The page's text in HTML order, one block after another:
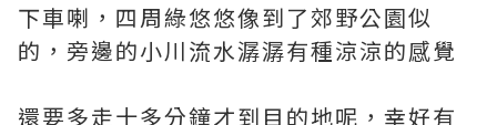
下車喇，四周綠悠悠像到了郊野公園似
的，旁邊的小川流水潺潺有種涼涼的感覺
還要多走十多分鐘才到目的地呢，幸好有